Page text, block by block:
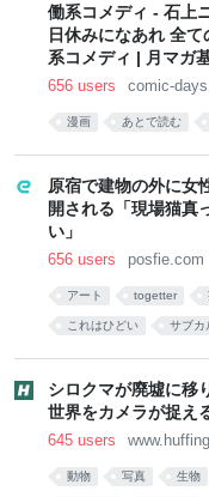
働系コメディ - 石上
日休みになあれ 全
系コメディ | 月マガ
656 users comic-
漫画 あとで読む
原宿で建物の外に女
開される「現場猫真
い」
656 users posfie.com
アート togetter
これはひどい サブカ
シロクマが廃墟に移
世界をカメラが捉え
645 users
動物 写真 生物